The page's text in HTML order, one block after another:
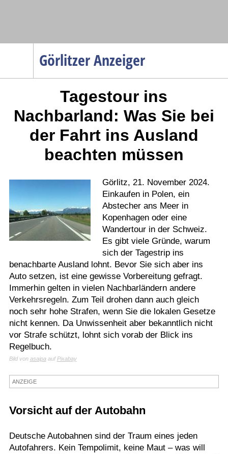
Görlitzer Anzeiger
Gesellschaft
Wirtschaft
Kultur
Sport
Termine
Kostenlos
Tagestour ins
Nachbarland: Was Sie bei
der Fahrt ins Ausland
beachten müssen
Görlitz, 21. November 2024.
Einkaufen in Polen, ein
Abstecher ans Meer in
Kopenhagen oder eine
Wandertour in der Schweiz.
Es gibt viele Gründe, warum
sich der Tagestrip ins
benachbarte Ausland lohnt. Bevor Sie sich aber ins
Auto setzen, ist eine gewisse Vorbereitung gefragt.
Immerhin gelten in vielen Nachbarländern andere
Verkehrsregeln. Zum Teil drohen dann auch gleich
noch sehr hohe Strafen, wenn Sie die lokalen Gesetze
nicht kennen. Da Unwissenheit aber bekanntlich nicht
vor Strafe schützt, lohnt sich vorab der Blick ins
Regelbuch.
Bild von asaipaaufPixabay
ANZEIGE
Vorsicht auf der Autobahn
Deutsche Autobahnen sind der Traum eines jeden
Autofahrers. Kein Tempolimit, keine Maut – was will